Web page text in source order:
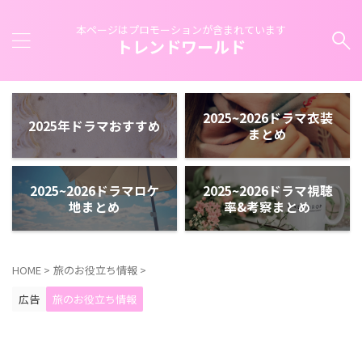
本ページはプロモーションが含まれています
トレンドワールド
2025年ドラマおすすめ
2025~2026ドラマ衣装
まとめ
2025~2026ドラマロケ
地まとめ
2025~2026ドラマ視聴
率&考察まとめ
HOME > 旅のお役立ち情報 >
広告
旅のお役立ち情報